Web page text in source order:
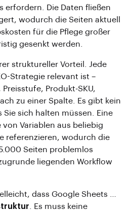
erfordern. Die Daten fließen
wodurch die Seiten aktuell
für die Pflege großer
gesenkt werden.
struktureller Vorteil. Jede
Strategie relevant ist –
Produkt-SKU,
zu einer Spalte. Es gibt kein
Sie sich halten müssen. Eine
Variablen aus beliebig
referenzieren, wodurch die
Seiten problemlos
liegenden Workflow
dass Google Sheets …
. Es muss keine